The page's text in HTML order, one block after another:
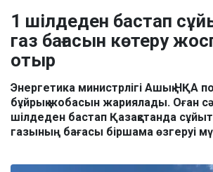
News
1 шілдеден бастап
газ бағасын көтеру
отыр
Энергетика министрлігі Ашық НҚА
бұйрық жобасын жариялады. Оған
шілдеден бастап Қазақстанда
газының бағасы біршама өзгеруі